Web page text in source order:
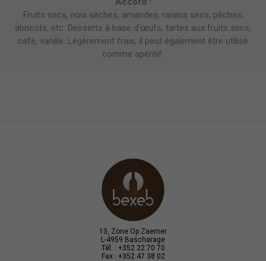
Fruits secs, noix sèches, amandes, raisins secs, pêches,
abricots, etc. Desserts à base d'œufs, tartes aux fruits secs,
café, vanille. Légèrement frais, il peut également être utilisé
comme apéritif.
13, Zone Op Zaemer
L-4959 Bascharage
Tél. : +352 22 70 70
Fax : +352 47 38 02